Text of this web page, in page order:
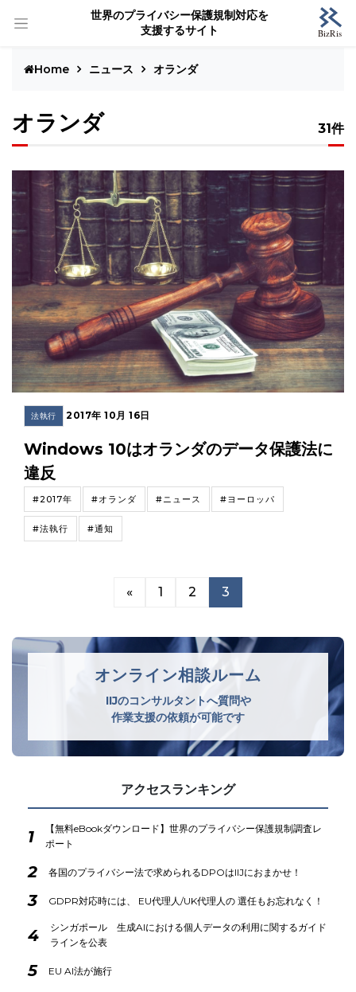
世界のプライバシー保護規制対応を
支援するサイト
Home ニュース オランダ
オランダ 31件
法執行 2017年 10月 16日
Windows 10はオランダのデータ保護法に
違反
#2017年 #オランダ #ニュース #ヨーロッパ
#法執行 #通知
« 1 2 3
オンライン相談ルーム
IIJのコンサルタントへ質問や
作業支援の依頼が可能です
アクセスランキング
1
【無料eBookダウンロード】世界のプライバシー保護規制調査レ
ポート
2 各国のプライバシー法で求められるDPOはIIJにおまかせ！
3 GDPR対応時には、 EU代理人/UK代理人の 選任もお忘れなく！
4
シンガポール 生成AIにおける個人データの利用に関するガイド
ラインを公表
5 EU AI法が施行